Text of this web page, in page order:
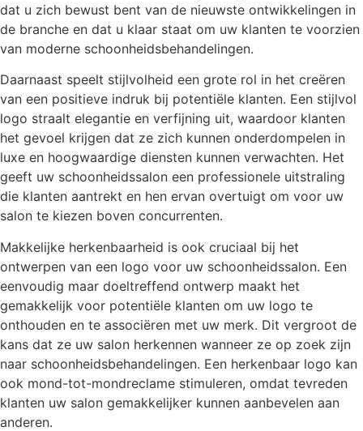
dat u zich bewust bent van de nieuwste ontwikkelingen in
de branche en dat u klaar staat om uw klanten te voorzien
van moderne schoonheidsbehandelingen.
Daarnaast speelt stijlvolheid een grote rol in het creëren
van een positieve indruk bij potentiële klanten. Een stijlvol
logo straalt elegantie en verfijning uit, waardoor klanten
het gevoel krijgen dat ze zich kunnen onderdompelen in
luxe en hoogwaardige diensten kunnen verwachten. Het
geeft uw schoonheidssalon een professionele uitstraling
die klanten aantrekt en hen ervan overtuigt om voor uw
salon te kiezen boven concurrenten.
Makkelijke herkenbaarheid is ook cruciaal bij het
ontwerpen van een logo voor uw schoonheidssalon. Een
eenvoudig maar doeltreffend ontwerp maakt het
gemakkelijk voor potentiële klanten om uw logo te
onthouden en te associëren met uw merk. Dit vergroot de
kans dat ze uw salon herkennen wanneer ze op zoek zijn
naar schoonheidsbehandelingen. Een herkenbaar logo kan
ook mond-tot-mondreclame stimuleren, omdat tevreden
klanten uw salon gemakkelijker kunnen aanbevelen aan
anderen.